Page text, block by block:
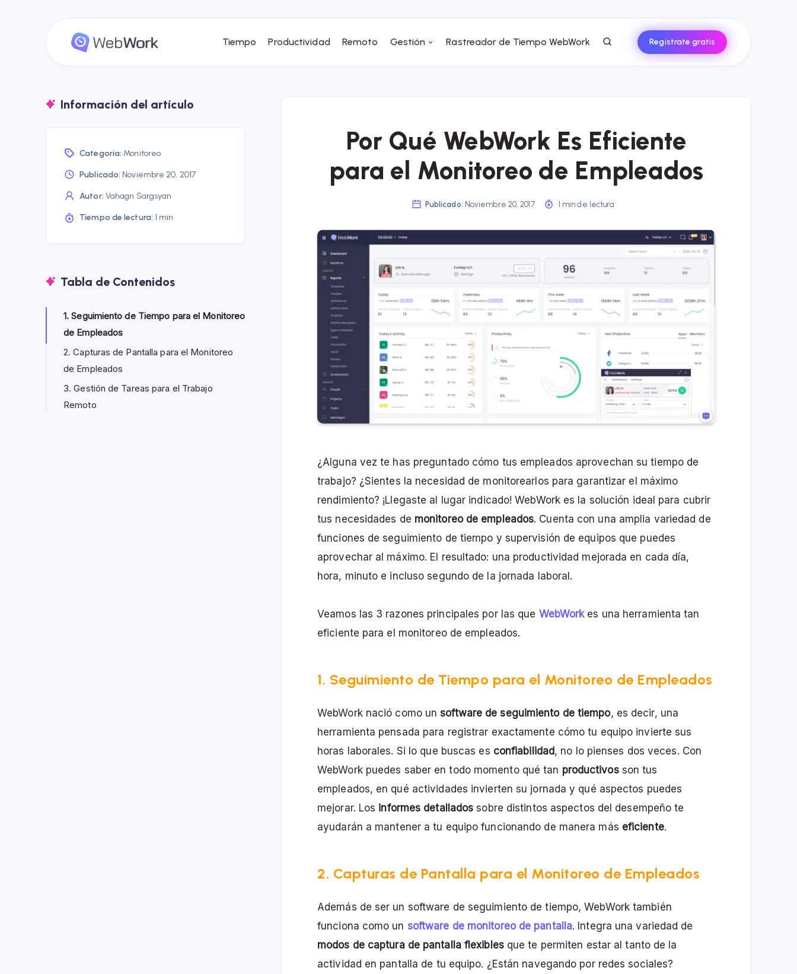
Tiempo Productividad Remoto Gestión Rastreador de Tiempo WebWork Regístrate gratis
Por Qué WebWork Es Eficiente
para el Monitoreo de Empleados
Publicado: Noviembre 20, 2017 1 min de lectura
¿Alguna vez te has preguntado cómo tus empleados aprovechan su tiempo de
trabajo? ¿Sientes la necesidad de monitorearlos para garantizar el máximo
rendimiento? ¡Llegaste al lugar indicado! WebWork es la solución ideal para cubrir
tus necesidades de monitoreo de empleados. Cuenta con una amplia variedad de
funciones de seguimiento de tiempo y supervisión de equipos que puedes
aprovechar al máximo. El resultado: una productividad mejorada en cada día,
hora, minuto e incluso segundo de la jornada laboral.
Veamos las 3 razones principales por las que WebWorkes una herramienta tan
eficiente para el monitoreo de empleados.
1. Seguimiento de Tiempo para el Monitoreo de Empleados
WebWork nació como unsoftware de seguimiento de tiempo, es decir, una
herramienta pensada para registrar exactamente cómo tu equipo invierte sus
horas laborales. Si lo que buscas es confiabilidad, no lo pienses dos veces. Con
WebWork puedes saber en todo momento qué tan productivosson tus
empleados, en qué actividades invierten su jornada y qué aspectos puedes
mejorar. Los informes detallados sobre distintos aspectos del desempeño te
ayudarán a mantener a tu equipo funcionando de manera más eficiente.
2. Capturas de Pantalla para el Monitoreo de Empleados
Además de ser un software de seguimiento de tiempo, WebWork también
funciona como un software de monitoreo de pantalla. Integra una variedad de
modos de captura de pantalla flexiblesque te permiten estar al tanto de la
actividad en pantalla de tu equipo. ¿Están navegando por redes sociales?
Información del artículo
Categoría: Monitoreo
Publicado: Noviembre 20, 2017
Autor: Vahagn Sargsyan
Tiempo de lectura: 1 min
Tabla de Contenidos
1. Seguimiento de Tiempo para el Monitoreo
de Empleados
2. Capturas de Pantalla para el Monitoreo
de Empleados
3. Gestión de Tareas para el Trabajo
Remoto